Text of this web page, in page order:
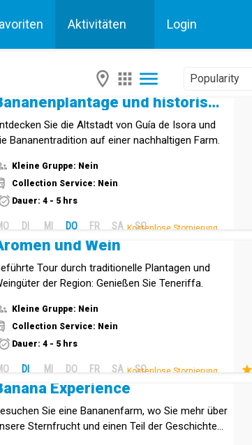
Aktivitäten Login
Popularity
Bananenplantage und historisches Zentrum von Guía de Isora
Sie die Altstadt von Guía de Isora und
Bananentradition auf einer nachhaltigen Farm.
Kleine Gruppe: Nein
Collection Service: Nein
Dauer: 4 - 5 hrs
DI MI DO FR SA SO
Kostenlose Stornierung.
und Wein
Tour durch traditionelle Plantagen und
der Region: Genießen Sie Teneriffa.
Kleine Gruppe: Nein
Collection Service: Nein
Dauer: 4 - 5 hrs
DI MI DO FR SA SO
Kostenlose Stornierung.
Experience
Sie eine Bananenfarm, wo Sie mehr über
Sternfrucht und einen Teil der Geschichte